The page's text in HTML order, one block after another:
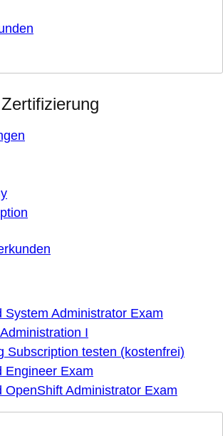
System Administrator Exam
I
Subscription testen (kostenfrei)
Engineer Exam
OpenShift Administrator Exam